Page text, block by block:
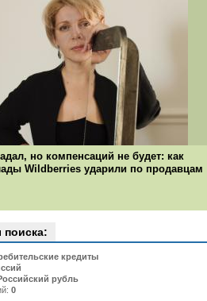
но компенсаций не будет: как
Wildberries ударили по продавцам
поиска:
кредиты
рубль
0